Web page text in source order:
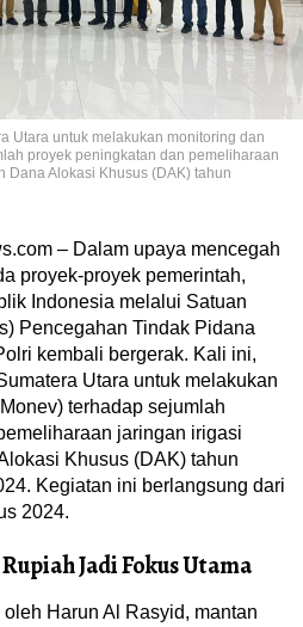
Utara untuk melakukan monitoring dan
proyek peningkatan dan pemeliharaan
Alokasi Khusus (DAK) tahun
– Dalam upaya mencegah
proyek-proyek pemerintah,
Indonesia melalui Satuan
Pencegahan Tindak Pidana
kembali bergerak. Kali ini,
Utara untuk melakukan
terhadap sejumlah
jaringan irigasi
Khusus (DAK) tahun
Kegiatan ini berlangsung dari
2024.
Jadi Fokus Utama
Harun Al Rasyid, mantan